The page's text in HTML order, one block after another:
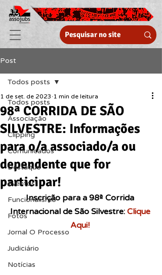
Post
Todos posts
Associação
Clipping
Comunicados
Destaque
Eventos
Funcionalismo
Fotos
Jornal O Processo
Judiciário
Notícias
Todos posts
98ª CORRIDA DE SÃO
SILVESTRE: Informações
para o/a associado/a ou
dependente que for
participar!
1 de set. de 2023 1 min de leitura
Inscrição para a 98ª Corrida
Internacional de São Silvestre: Clique
Aqui!